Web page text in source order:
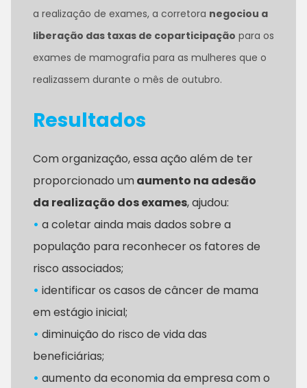
a realização de exames, a corretora negociou a
liberação das taxas de coparticipação para os
exames de mamografia para as mulheres que o
realizassem durante o mês de outubro.
Resultados
Com organização, essa ação além de ter
proporcionado um aumento na adesão
da realização dos exames, ajudou:
• a coletar ainda mais dados sobre a
população para reconhecer os fatores de
risco associados;
• identificar os casos de câncer de mama
em estágio inicial;
• diminuição do risco de vida das
beneficiárias;
• aumento da economia da empresa com o